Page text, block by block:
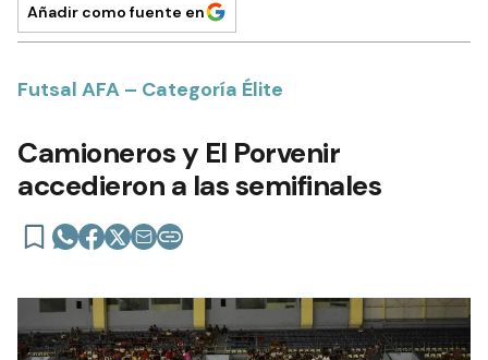
Añadir como fuente en
Futsal AFA – Categoría Élite
Camioneros y El Porvenir
accedieron a las semifinales